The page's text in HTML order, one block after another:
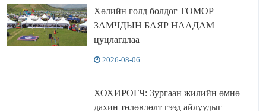
Хөлийн голд болдог ТӨМӨР
ЗАМЧДЫН БАЯР НААДАМ
цуцлагдлаа
2026-08-06
ХОХИРОГЧ: Зургаан жилийн өмнө
дахин төлөвлөлт гээд айлуудыг